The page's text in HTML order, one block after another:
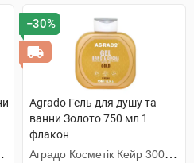
−30%
Agrado Гель для душу та
ванни Золото 750 мл 1
флакон
Аградо Косметік Кейр 3000